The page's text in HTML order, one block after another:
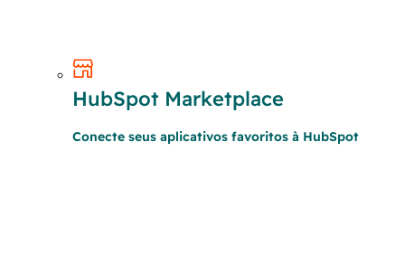
HubSpot Marketplace
Conecte seus aplicativos favoritos à HubSpot